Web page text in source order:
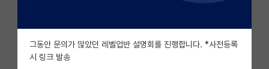
자유 게시판(아무개랩)
미국 유학 게시판
그동안 문의가 많았던 레벨업반 설명회를 진행합니다. *사전등록
시 링크 발송